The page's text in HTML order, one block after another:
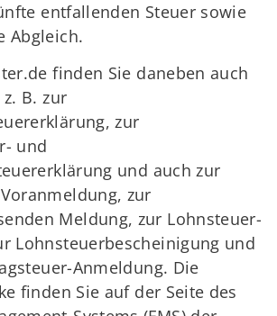
entfallenden Steuer sowie
Abgleich.
finden Sie daneben auch
B. zur
zur
und
und auch zur
zur
Meldung, zur Lohnsteuer-
Lohnsteuerbescheinigung und
Anmeldung. Die
finden Sie auf der Seite des